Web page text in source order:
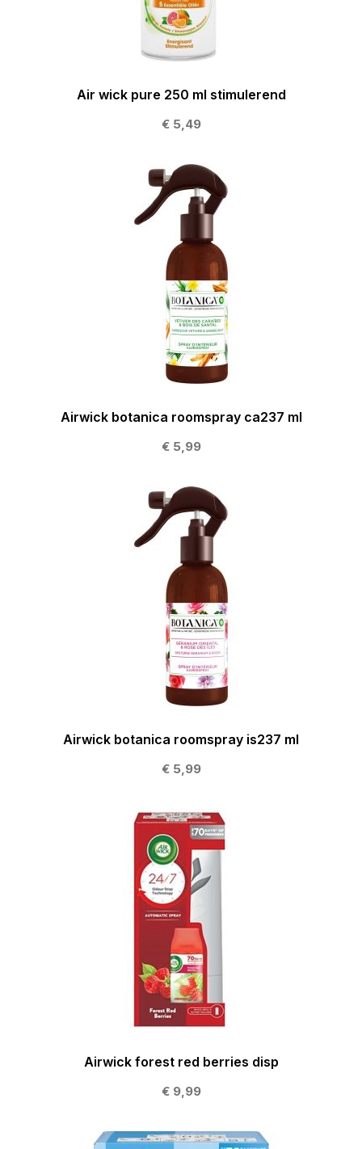
Air wick pure 250 ml stimulerend
€ 5,49
Airwick botanica roomspray ca237 ml
€ 5,99
Airwick botanica roomspray is237 ml
€ 5,99
Airwick forest red berries disp
€ 9,99